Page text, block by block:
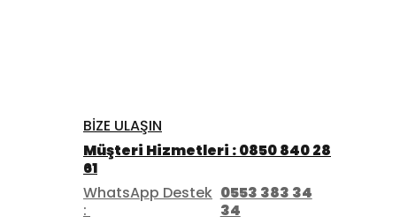
BİZE ULAŞIN
Müşteri Hizmetleri : 0850 840 28
61
WhatsApp Destek
:
0553 383 34
34